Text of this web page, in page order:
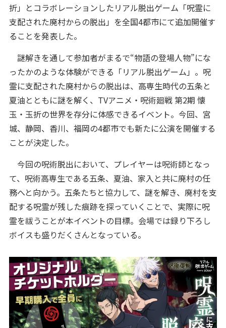
折」とコラボレーションしたリアル脱出ゲーム「呪霊に
支配された廃村からの脱出」を全国4都市にて追加開催す
ることを発表した。
謎解きを通して参加者がまるで“物語の登場人物”にな
ったかのような体験ができる「リアル脱出ゲーム」。呪
霊に支配された廃村からの脱出は、高専生時代の五条と
夏油とともに謎を解く、TVアニメ・呪術廻戦 第2期 懐
玉・玉折の世界を存分に体感できるイベント。今回、宮
城、静岡、香川、福岡の4都市でも新たに公演を開催する
ことが決定した。
今回の呪術脱出において、プレイヤーは呪術師となっ
て、呪術高専生である五条、夏油、家入と共に廃村の任
務へと向かう。五条たちと協力して、謎を解き、廃村を支
配する呪霊が残した痕跡を探っていくことで、実際に呪
霊を祓うことが本イベントの目標。会場では録り下ろし
ボイスも盛りだくさんとなっている。